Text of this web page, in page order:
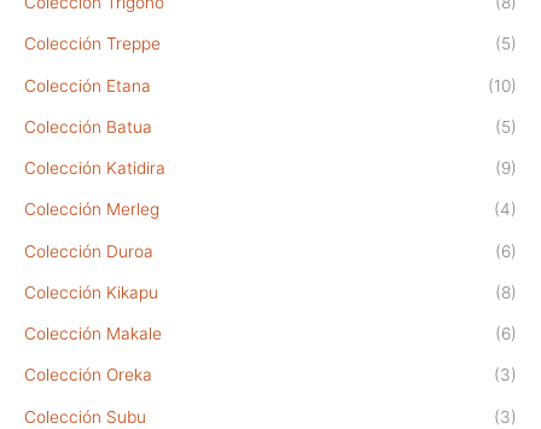
Colección Treppe (5)
Colección Etana (10)
Colección Batua (5)
Colección Katidira (9)
Colección Merleg (4)
Colección Duroa (6)
Colección Kikapu (8)
Colección Makale (6)
Colección Oreka (3)
Colección Subu (3)